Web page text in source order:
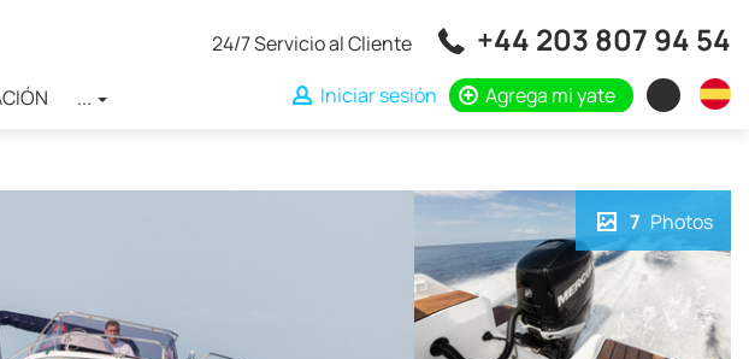
...
24/7 Servicio al Cliente +44 203 807 94 54
Iniciar sesión Agrega mi yate
7 Photos